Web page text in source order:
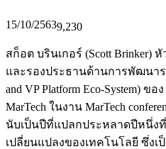
15/10/25639,230
สก็อต บรินเกอร์ (Scott Brinker)
และรองประธานด้านการพัฒนา
and VP Platform Eco-System) ข
MarTech ในงาน MarTech
นับเป็นปีที่แปลกประหลาดปีหนึ่ง
เปลี่ยนแปลงของเทคโนโลยี ซึ่งเ